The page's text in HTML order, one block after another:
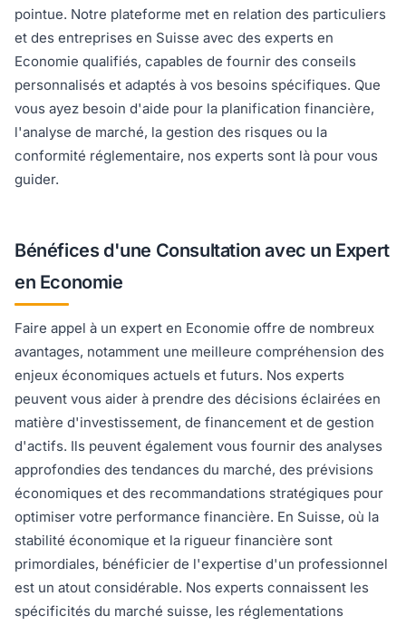
pointue. Notre plateforme met en relation des particuliers
et des entreprises en Suisse avec des experts en
Economie qualifiés, capables de fournir des conseils
personnalisés et adaptés à vos besoins spécifiques. Que
vous ayez besoin d'aide pour la planification financière,
l'analyse de marché, la gestion des risques ou la
conformité réglementaire, nos experts sont là pour vous
guider.
Bénéfices d'une Consultation avec un Expert
en Economie
Faire appel à un expert en Economie offre de nombreux
avantages, notamment une meilleure compréhension des
enjeux économiques actuels et futurs. Nos experts
peuvent vous aider à prendre des décisions éclairées en
matière d'investissement, de financement et de gestion
d'actifs. Ils peuvent également vous fournir des analyses
approfondies des tendances du marché, des prévisions
économiques et des recommandations stratégiques pour
optimiser votre performance financière. En Suisse, où la
stabilité économique et la rigueur financière sont
primordiales, bénéficier de l'expertise d'un professionnel
est un atout considérable. Nos experts connaissent les
spécificités du marché suisse, les réglementations